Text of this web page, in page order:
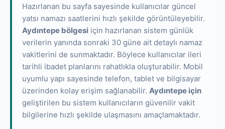
Hazırlanan bu sayfa sayesinde kullanıcılar güncel
yatsı namazı saatlerini hızlı şekilde görüntüleyebilir.
Aydıntepe bölgesi için hazırlanan sistem günlük
verilerin yanında sonraki 30 güne ait detaylı namaz
vakitlerini de sunmaktadır. Böylece kullanıcılar ileri
tarihli ibadet planlarını rahatlıkla oluşturabilir. Mobil
uyumlu yapı sayesinde telefon, tablet ve bilgisayar
üzerinden kolay erişim sağlanabilir. Aydıntepe için
geliştirilen bu sistem kullanıcıların güvenilir vakit
bilgilerine hızlı şekilde ulaşmasını amaçlamaktadır.